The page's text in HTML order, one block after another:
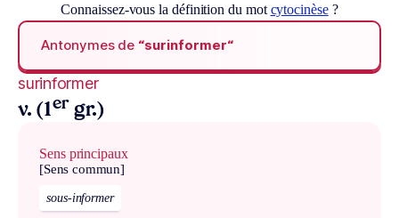
Connaissez-vous la définition du mot cytocinèse?
Antonymes de “surinformer“
surinformer
v. (1er gr.)
Sens principaux
[Sens commun]
sous-informer